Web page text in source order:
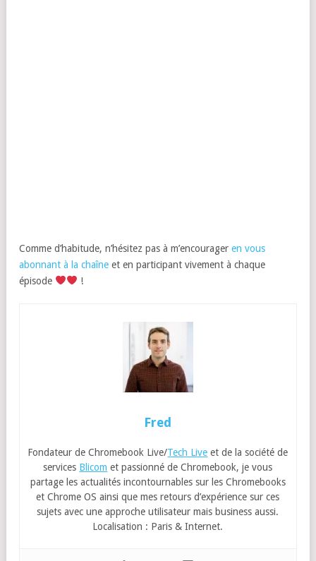
Comme d’habitude, n’hésitez pas à m’encourager en vous
abonnant à la chaîne et en participant vivement à chaque
épisode
!
Fred
Fondateur de Chromebook Live/Tech Live et de la société de
services Blicom et passionné de Chromebook, je vous
partage les actualités incontournables sur les Chromebooks
et Chrome OS ainsi que mes retours d’expérience sur ces
sujets avec une approche utilisateur mais business aussi.
Localisation : Paris & Internet.